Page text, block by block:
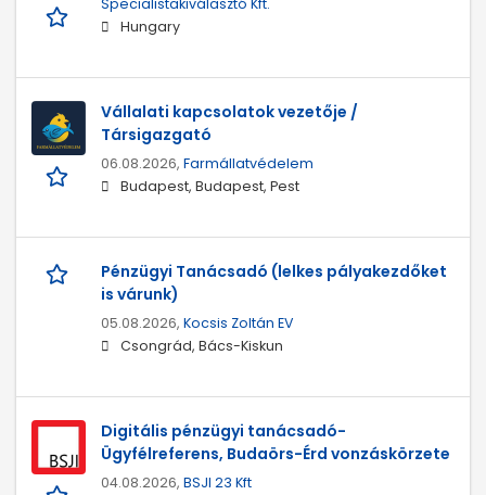
Specialistakiválasztó Kft.
Hungary
Vállalati kapcsolatok vezetője /
Társigazgató
06.08.2026, Farmállatvédelem
Budapest, Budapest, Pest
Pénzügyi Tanácsadó (lelkes pályakezdőket
is várunk)
05.08.2026, Kocsis Zoltán EV
Csongrád, Bács-Kiskun
Digitális pénzügyi tanácsadó-
Ügyfélreferens, Budaörs-Érd vonzáskörzete
04.08.2026, BSJI 23 Kft